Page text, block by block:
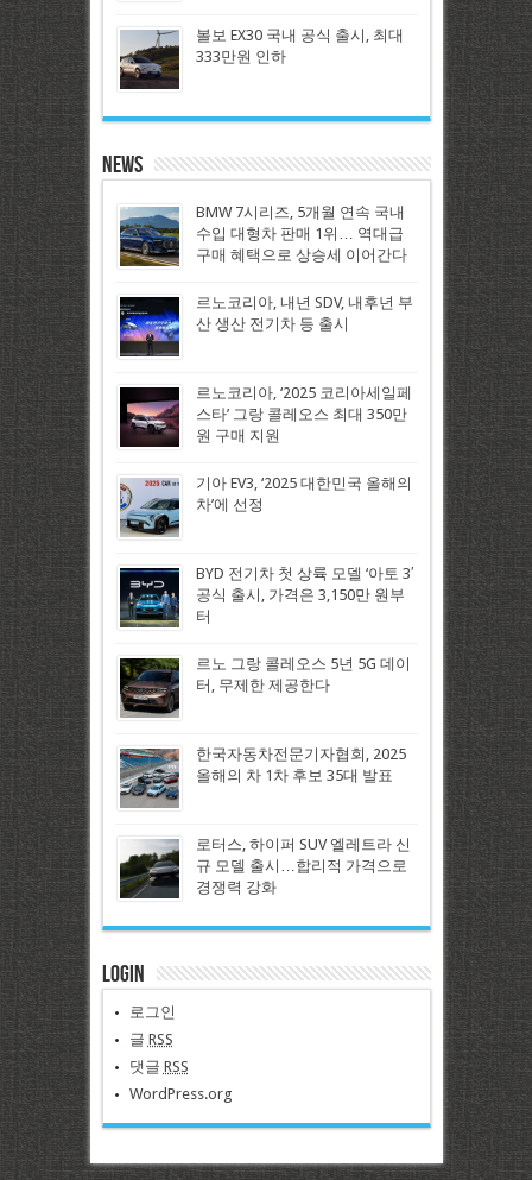
볼보 EX30 국내 공식 출시, 최대
333만원 인하
News
BMW 7시리즈, 5개월 연속 국내
수입 대형차 판매 1위… 역대급
구매 혜택으로 상승세 이어간다
르노코리아, 내년 SDV, 내후년 부
산 생산 전기차 등 출시
르노코리아, ‘2025 코리아세일페
스타’ 그랑 콜레오스 최대 350만
원 구매 지원
기아 EV3, ‘2025 대한민국 올해의
차’에 선정
BYD 전기차 첫 상륙 모델 ‘아토 3′
공식 출시, 가격은 3,150만 원부
터
르노 그랑 콜레오스 5년 5G 데이
터, 무제한 제공한다
한국자동차전문기자협회, 2025
올해의 차 1차 후보 35대 발표
로터스, 하이퍼 SUV 엘레트라 신
규 모델 출시…합리적 가격으로
경쟁력 강화
Login
로그인
글 RSS
댓글 RSS
WordPress.org